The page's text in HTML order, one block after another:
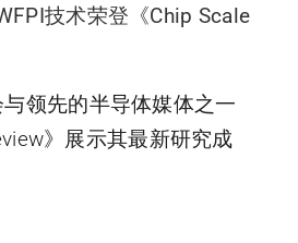
技术荣登《Chip Scale
领先的半导体媒体之一
》展示其最新研究成